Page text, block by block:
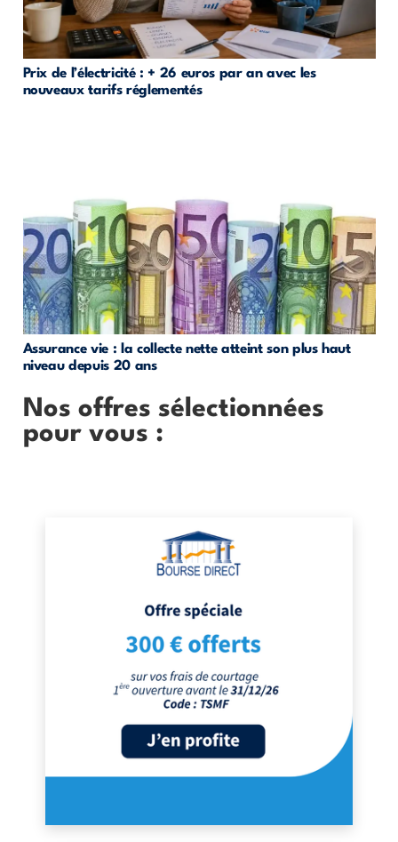
Prix de l’électricité : + 26 euros par an avec les
nouveaux tarifs réglementés
Assurance vie : la collecte nette atteint son plus haut
niveau depuis 20 ans
Nos offres sélectionnées
pour vous :